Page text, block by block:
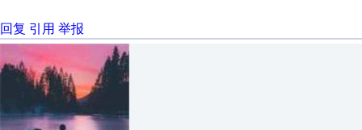
回复 引用 举报